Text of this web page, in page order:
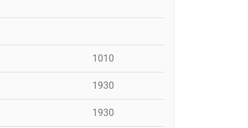
1010
1930
1930